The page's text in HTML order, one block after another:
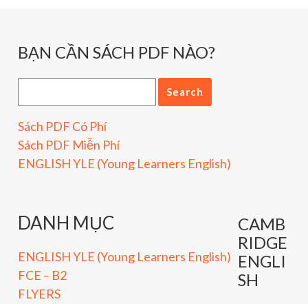
BẠN CẦN SÁCH PDF NÀO?
Sách PDF Có Phí
Sách PDF Miễn Phí
ENGLISH YLE (Young Learners English)
DANH MỤC
ENGLISH YLE (Young Learners English)
FCE – B2
FLYERS
CAMB
RIDGE
ENGLI
SH